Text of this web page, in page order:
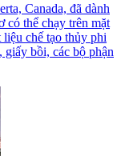
Canada, đã dành
có thể chạy trên mặt
chế tạo thủy phi
giấy bồi, các bộ phận